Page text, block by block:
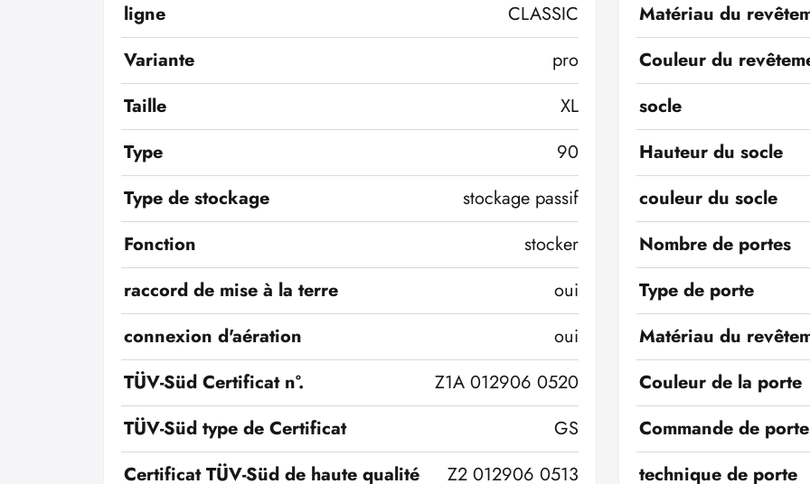
ligne
CLASSIC
Variante
pro
Taille
XL
Type
90
Type de stockage
stockage passif
Fonction
stocker
raccord de mise à la terre
oui
connexion d'aération
oui
TÜV-Süd Certificat n°.
Z1A 012906 0520
TÜV-Süd type de Certificat
GS
Certificat TÜV-Süd de haute qualité
Z2 012906 0513
Matériau du
Couleur du
socle
Hauteur du socle
couleur du socle
Nombre de portes
Type de porte
Matériau du
Couleur de la porte
Commande de porte
technique de porte